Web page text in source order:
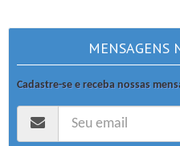
MENSAGENS
Cadastre-se e receba nossas